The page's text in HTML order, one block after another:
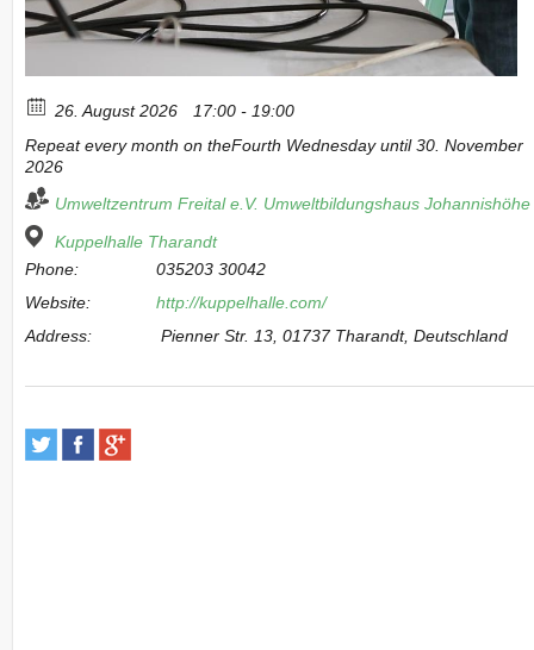
26. August 2026
17:00 - 19:00
Repeat every month on theFourth Wednesday until 30. November
2026
Umweltzentrum Freital e.V. Umweltbildungshaus Johannishöhe
Kuppelhalle Tharandt
Phone:
035203 30042
Website:
http://kuppelhalle.com/
Address:
Pienner Str. 13, 01737 Tharandt, Deutschland